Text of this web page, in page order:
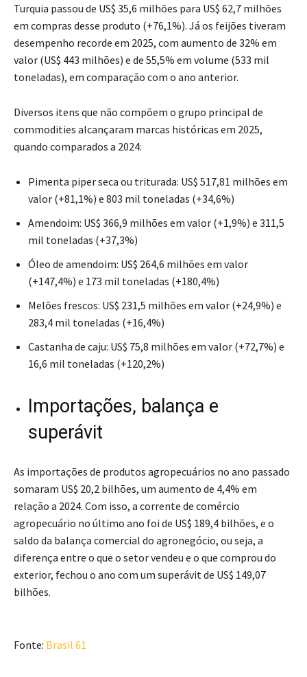
Turquia passou de US$ 35,6 milhões para US$ 62,7 milhões
em compras desse produto (+76,1%). Já os feijões tiveram
desempenho recorde em 2025, com aumento de 32% em
valor (US$ 443 milhões) e de 55,5% em volume (533 mil
toneladas), em comparação com o ano anterior.
Diversos itens que não compõem o grupo principal de
commodities alcançaram marcas históricas em 2025,
quando comparados a 2024:
Pimenta piper seca ou triturada: US$ 517,81 milhões em
valor (+81,1%) e 803 mil toneladas (+34,6%)
Amendoim: US$ 366,9 milhões em valor (+1,9%) e 311,5
mil toneladas (+37,3%)
Óleo de amendoim: US$ 264,6 milhões em valor
(+147,4%) e 173 mil toneladas (+180,4%)
Melões frescos: US$ 231,5 milhões em valor (+24,9%) e
283,4 mil toneladas (+16,4%)
Castanha de caju: US$ 75,8 milhões em valor (+72,7%) e
16,6 mil toneladas (+120,2%)
Importações, balança e
superávit
As importações de produtos agropecuários no ano passado
somaram US$ 20,2 bilhões, um aumento de 4,4% em
relação a 2024. Com isso, a corrente de comércio
agropecuário no último ano foi de US$ 189,4 bilhões, e o
saldo da balança comercial do agronegócio, ou seja, a
diferença entre o que o setor vendeu e o que comprou do
exterior, fechou o ano com um superávit de US$ 149,07
bilhões.
Fonte: Brasil 61